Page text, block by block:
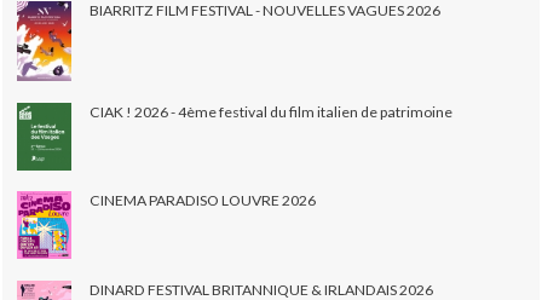
BIARRITZ FILM FESTIVAL - NOUVELLES VAGUES 2026
CIAK ! 2026 - 4ème festival du film italien de patrimoine
CINEMA PARADISO LOUVRE 2026
DINARD FESTIVAL BRITANNIQUE & IRLANDAIS 2026